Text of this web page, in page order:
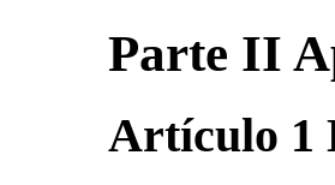
Parte II
Artículo 1